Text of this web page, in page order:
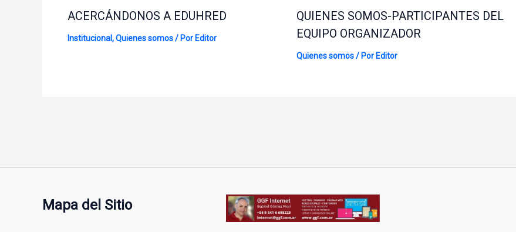
ACERCÁNDONOS A EDUHRED
Institucional,Quienes somos/ Por Editor
QUIENES SOMOS-PARTICIPANTES DEL
EQUIPO ORGANIZADOR
Quienes somos/ Por Editor
Mapa del Sitio